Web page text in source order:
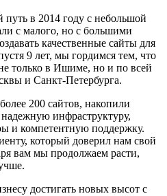
путь в 2014 году с небольшой
с малого, но с большими
качественные сайты для
9 лет, мы гордимся тем, что
только в Ишиме, но и по всей
и Санкт-Петербурга.
200 сайтов, накопили
инфраструктуру,
и компетентную поддержку.
который доверил нам свой
вам мы продолжаем расти,
достигать новых высот с